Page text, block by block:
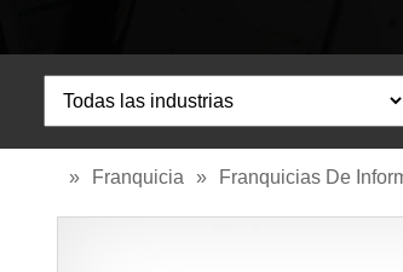
» Franquicia » Franquicias De